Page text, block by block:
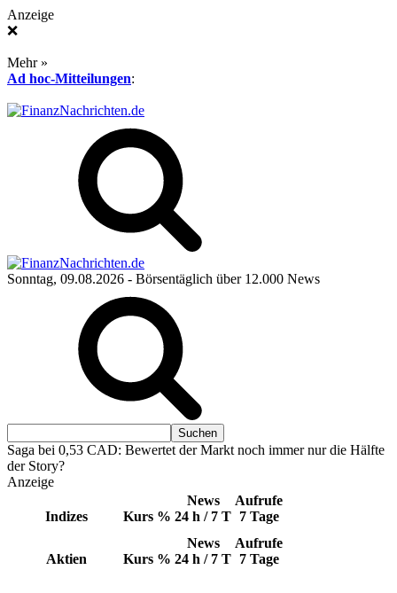
Anzeige
❌
Mehr »
Ad hoc-Mitteilungen:
Sonntag, 09.08.2026 - Börsentäglich über 12.000 News
Saga bei 0,53 CAD: Bewertet der Markt noch immer nur die Hälfte
der Story?
Anzeige
Indizes Kurs %
News
24 h / 7 T
Aufrufe
7 Tage
Aktien Kurs %
News
24 h / 7 T
Aufrufe
7 Tage